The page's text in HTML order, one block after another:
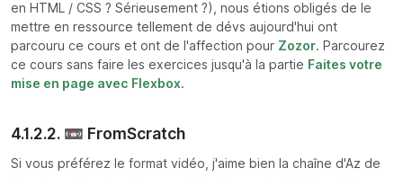
en HTML / CSS ? Sérieusement ?), nous étions obligés de le
mettre en ressource tellement de dévs aujourd'hui ont
parcouru ce cours et ont de l'affection pour Zozor. Parcourez
ce cours sans faire les exercices jusqu'à la partie Faites votre
mise en page avec Flexbox.
4.1.2.2. 📼 FromScratch
Si vous préférez le format vidéo, j'aime bien la chaîne d'Az de